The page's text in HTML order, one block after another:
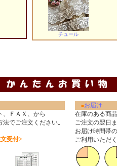
チュール
■お届け
、ＦＡＸ、から
法でご注文ください。
受付>
在庫のある商
ご注文の翌日
お届け時間帯
ご利用いただ